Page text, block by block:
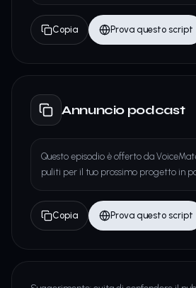
Copia Prova questo script
Annuncio podcast
Questo episodio è offerto da
puliti per il tuo prossimo progetto in
Copia Prova questo script